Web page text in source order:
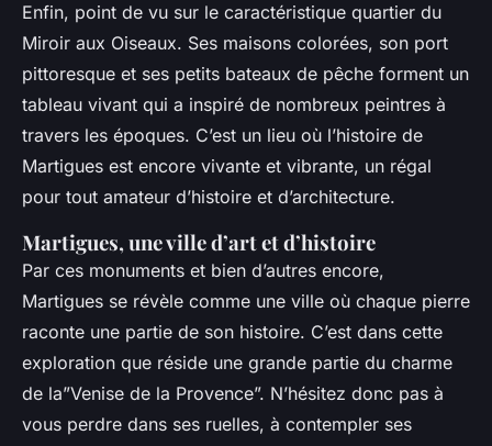
Enfin, point de vu sur le caractéristique quartier du
Miroir aux Oiseaux. Ses maisons colorées, son port
pittoresque et ses petits bateaux de pêche forment un
tableau vivant qui a inspiré de nombreux peintres à
travers les époques. C’est un lieu où l’histoire de
Martigues est encore vivante et vibrante, un régal
pour tout amateur d’histoire et d’architecture.
Martigues, une ville d’art et d’histoire
Par ces monuments et bien d’autres encore,
Martigues se révèle comme une ville où chaque pierre
raconte une partie de son histoire. C’est dans cette
exploration que réside une grande partie du charme
de la”Venise de la Provence”. N’hésitez donc pas à
vous perdre dans ses ruelles, à contempler ses